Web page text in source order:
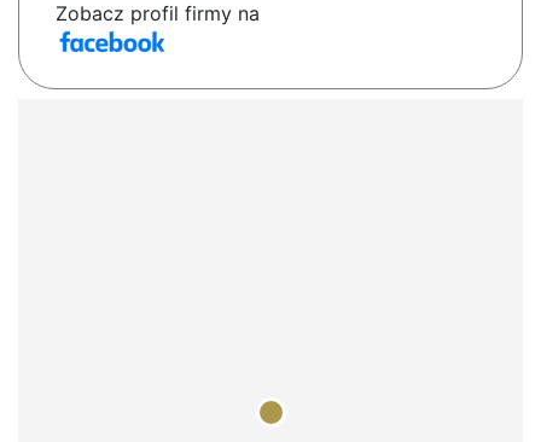
Zobacz profil firmy na